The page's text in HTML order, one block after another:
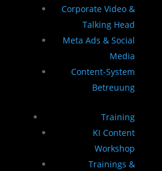
Corporate Video &
Talking Head
Meta Ads & Social
Media
Content-System
Betreuung
Training
KI Content
Workshop
Trainings &